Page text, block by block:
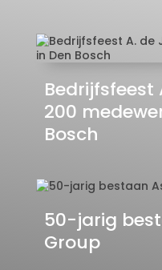
Bedrijfsfeest
200
Bosch
50-jarig
Group